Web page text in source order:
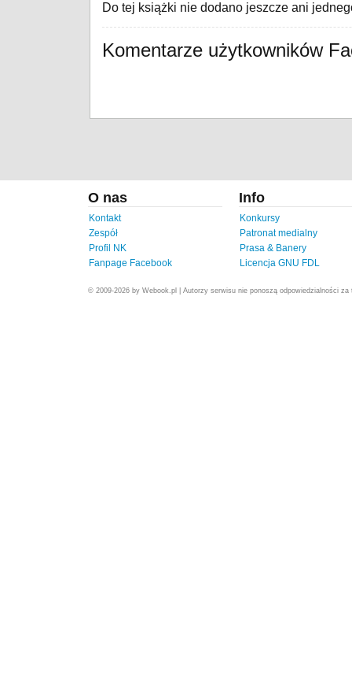
Do tej książki nie dodano jeszcze ani
Komentarze użytkowników
O nas
Kontakt
Zespół
Profil NK
Fanpage Facebook
Info
Konkursy
Patronat medialny
Prasa & Banery
Licencja GNU FDL
© 2009-2026 by Webook.pl | Autorzy serwisu nie ponoszą odpowiedzialności